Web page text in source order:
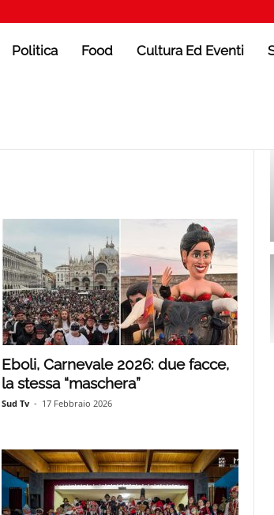
Politica Food Cultura Ed Eventi
Eboli, Carnevale 2026: due facce,
la stessa “maschera”
Sud Tv - 17 Febbraio 2026